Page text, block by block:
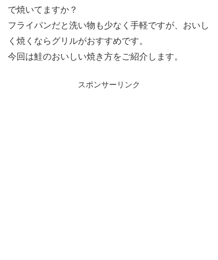
で焼いてますか？
フライパンだと洗い物も少なく手軽ですが、おいし
く焼くならグリルがおすすめです。
今回は鮭のおいしい焼き方をご紹介します。
スポンサーリンク